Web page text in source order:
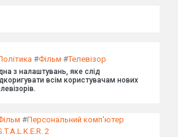
#Фільм #Телевізор
з налаштувань, яке слід
всім користувачам нових
#Персональний комп'ютер
2